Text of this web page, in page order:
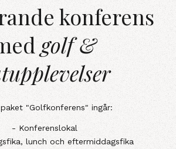
konferens med golf
konferens
golf &
"Golfkonferens" ingår:
- Konferenslokal
lunch och eftermiddagsfika